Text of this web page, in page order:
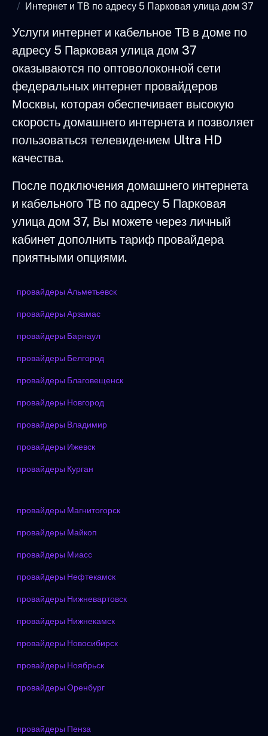
Интернет и ТВ по адресу 5 Парковая улица дом 37
Услуги интернет и кабельное ТВ в доме по
адресу 5 Парковая улица дом 37
оказываются по оптоволоконной сети
федеральных интернет провайдеров
Москвы, которая обеспечивает высокую
скорость домашнего интернета и позволяет
пользоваться телевидением Ultra HD
качества.
После подключения домашнего интернета
и кабельного ТВ по адресу 5 Парковая
улица дом 37, Вы можете через личный
кабинет дополнить тариф провайдера
приятными опциями.
провайдеры Альметьевск
провайдеры Арзамас
провайдеры Барнаул
провайдеры Белгород
провайдеры Благовещенск
провайдеры Новгород
провайдеры Владимир
провайдеры Ижевск
провайдеры Курган
провайдеры Магнитогорск
провайдеры Майкоп
провайдеры Миасс
провайдеры Нефтекамск
провайдеры Нижневартовск
провайдеры Нижнекамск
провайдеры Новосибирск
провайдеры Ноябрьск
провайдеры Оренбург
провайдеры Пенза